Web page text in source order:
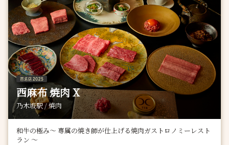
西麻布 焼肉 X
乃木坂駅 / 焼肉
和牛の極み～ 専属の焼き師が仕上げる焼肉ガストロノミーレスト
ラン ～